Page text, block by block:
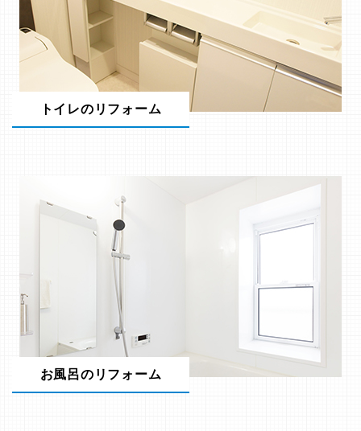
トイレのリフォーム
お風呂のリフォーム